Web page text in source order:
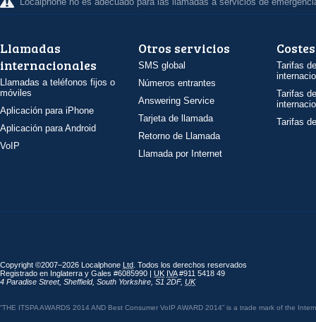
Llamadas
internacionales
Llamadas a teléfonos fijos o
móviles
Aplicación para iPhone
Aplicación para Android
VoIP
Otros servicios
SMS global
Números entrantes
Answering Service
Tarjeta de llamada
Retorno de Llamada
Llamada por Internet
Costes
Tarifas
Tarifas
Tarifas
Copyright ©2007–2026 Localphone Ltd . Todos los derechos reservados
Registrado en Inglaterra y Gales #6085990 | UK IVA#911 5418 49
4 Paradise Street, Sheffield, South Yorkshire S1 2DF, UK
“THE ITSPA AWARDS 2014 AND Best Consumer VoIP AWARD 2014” is a trade mark of the